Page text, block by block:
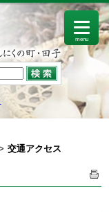
menu
交通アクセス